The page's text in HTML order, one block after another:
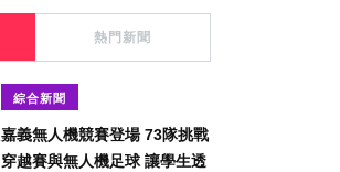
熱門新聞
綜合新聞
嘉義無人機競賽登場 73隊挑戰
穿越賽與無人機足球 讓學生透